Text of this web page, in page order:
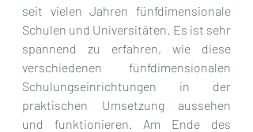
seit vielen Jahren fünfdimensionale
Schulen und Universitäten. Es ist sehr
spannend zu erfahren, wie diese
verschiedenen fünfdimensionalen
Schulungseinrichtungen in der
praktischen Umsetzung aussehen
und funktionieren. Am Ende des